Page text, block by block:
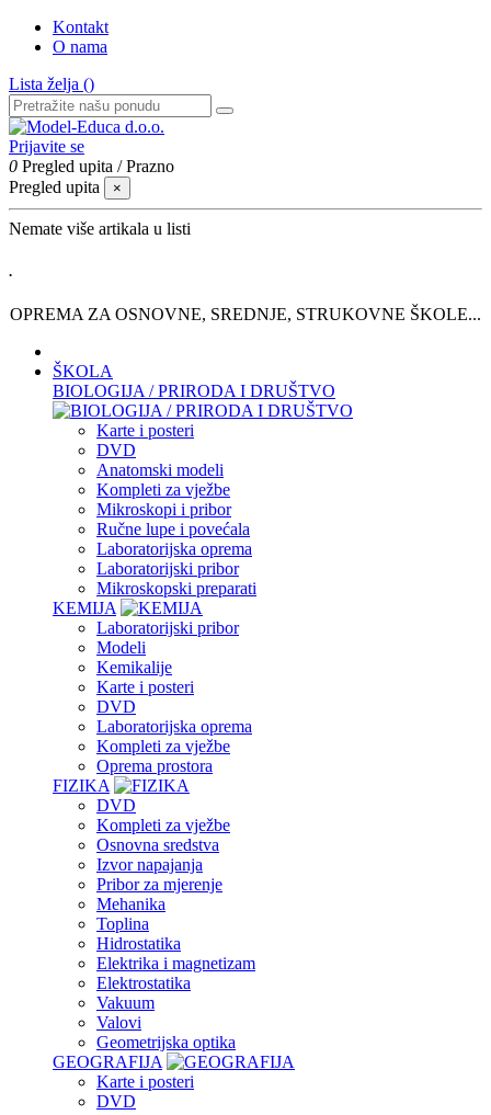
Kontakt
O nama
Lista želja ()
Prijavite se
0 Pregled upita /Prazno
Pregled upita
×
Nemate više artikala u listi
.
OPREMA ZA OSNOVNE, SREDNJE, STRUKOVNE ŠKOLE...
ŠKOLA
BIOLOGIJA / PRIRODA I DRUŠTVO
Karte i posteri
DVD
Anatomski modeli
Kompleti za vježbe
Mikroskopi i pribor
Ručne lupe i povećala
Laboratorijska oprema
Laboratorijski pribor
Mikroskopski preparati
KEMIJA
Laboratorijski pribor
Modeli
Kemikalije
Karte i posteri
DVD
Laboratorijska oprema
Kompleti za vježbe
Oprema prostora
FIZIKA
DVD
Kompleti za vježbe
Osnovna sredstva
Izvor napajanja
Pribor za mjerenje
Mehanika
Toplina
Hidrostatika
Elektrika i magnetizam
Elektrostatika
Vakuum
Valovi
Geometrijska optika
GEOGRAFIJA
Karte i posteri
DVD